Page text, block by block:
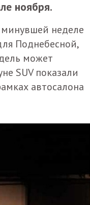
ноября.
неделе
Поднебесной,
может
SUV показали
автосалона